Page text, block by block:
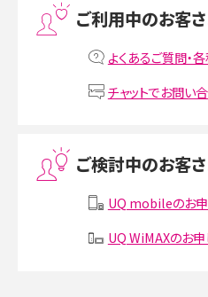
MNOとは？MVNOやMVNEとの違いやメリッ
VPN接続とは？仕組みや必要性、メリット
Instagram（インスタグラム）でスクショ
SMSとは？料金やできること、注意点や
ご利用中のお客
よくあるご質問・
チャットでお問い
ご検討中のお客
UQ mobileのお申
UQ WiMAXのお申